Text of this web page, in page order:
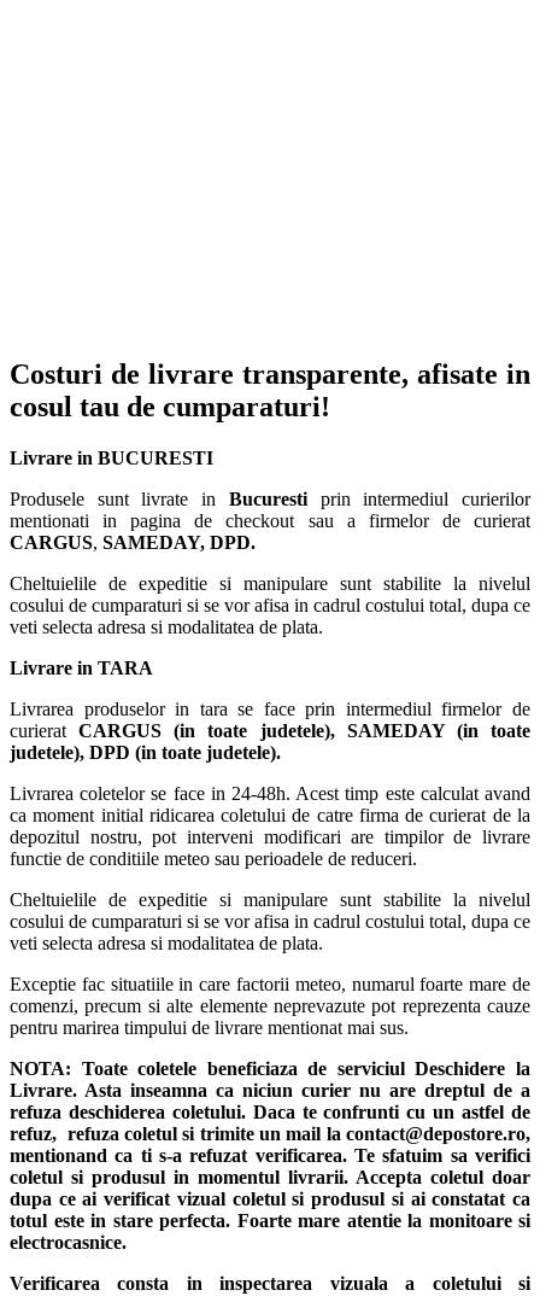
Costuri de livrare transparente, afisate in
cosul tau de cumparaturi!
Livrare in BUCURESTI
Produsele sunt livrate in Bucurestiprin intermediul curierilor
mentionati in pagina de checkout sau a firmelor de curierat
CARGUS, SAMEDAY, DPD.
Cheltuielile de expeditie si manipulare sunt stabilite la nivelul
cosului de cumparaturi si se vor afisa in cadrul costului total, dupa ce
veti selecta adresa si modalitatea de plata.
Livrare in TARA
Livrarea produselor in tara se face prin intermediul firmelor de
curieratCARGUS (in toate judetele),
SAMEDAY (in toate
judetele), DPD (in toate judetele).
Livrarea coletelor se face in 24-48h. Acest timp este calculat avand
ca moment initial ridicarea coletului de catre firma de curierat de la
depozitul nostru, pot interveni modificari are timpilor de livrare
functie de conditiile meteo sau perioadele de reduceri.
Cheltuielile de expeditie si manipulare sunt stabilite la nivelul
cosului de cumparaturi si se vor afisa in cadrul costului total, dupa ce
veti selecta adresa si modalitatea de plata.
Exceptie fac situatiile in care factorii meteo, numarul foarte mare de
comenzi, precum si alte elemente neprevazute pot reprezenta cauze
pentru marirea timpului de livrare mentionat mai sus.
NOTA: Toate coletele beneficiaza de serviciul Deschidere la
Livrare. Asta inseamna ca niciun curier nu are dreptul de a
refuza deschiderea coletului. Daca te confrunti cu un astfel de
refuz, refuza coletul si trimite un mail la contact@depostore.ro,
mentionand ca ti s-a refuzat verificarea. Te sfatuim sa verifici
coletul si produsul in momentul livrarii. Accepta coletul doar
dupa ce ai verificat vizual coletul si produsul si ai constatat ca
totul este in stare perfecta. Foarte mare atentie la monitoare si
electrocasnice.
Verificarea consta in inspectarea vizuala a coletului si